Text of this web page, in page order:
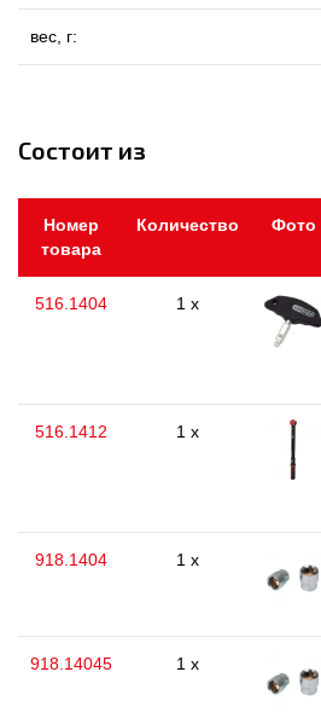
вес, г:
Состоит из
Номер
товара
Количество Фото
516.1404 1 x
516.1412 1 x
918.1404 1 x
918.14045 1 x